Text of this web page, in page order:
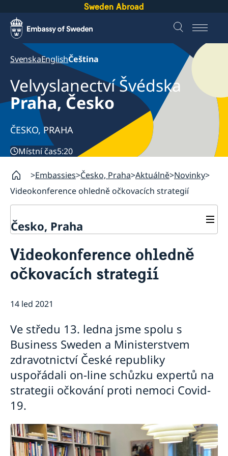
Sweden Abroad
SvenskaEnglishČeština
Velvyslanectví Švédska
Praha, Česko
ČESKO, PRAHA
Místní čas5:20
Embassies Česko, Praha Aktuálně Novinky
Videokonference ohledně očkovacích strategií
Česko, Praha
O nás
Velvyslanec
Sekce obrany
Aktuálně
Letní projekce na zahradě Velvyslanectví: Duše z
Letní projekce na zahradě Velvyslanectví:
Hammarskjöld
Letní projekce na zahradě Velvyslanectví: Společně
Den dětí s Pipi Dlouhou punčochou
Noví ministři na ministerstvu zahraničních věcí
Jeden svět 2024
Velvyslanectví bude zavřené
Sankta Lucia - vánoční koncert brněnského sboru
Letní projekce pod širým nebem: Erotikon
Videokonference ohledně očkovacích strategií
Národní den Švédska
Videokonference ohledně
očkovacích strategií
14 led 2021
Ve středu 13. ledna jsme spolu s
Business Sweden a Ministerstvem
zdravotnictví České republiky
uspořádali on-line schůzku expertů na
strategii očkování proti nemoci Covid-
19.